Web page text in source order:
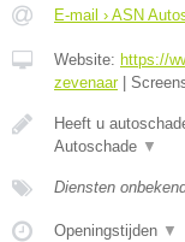
E-mail › ASN
Website: https://
zevenaar|
Heeft u
Autoschade ▼
Diensten
Openingstijden ▼